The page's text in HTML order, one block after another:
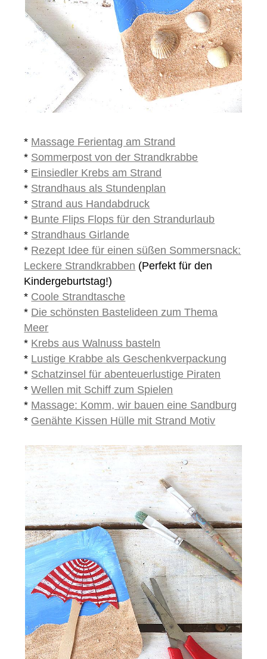
* Massage Ferientag am Strand
* Sommerpost von der Strandkrabbe
* Einsiedler Krebs am Strand
* Strandhaus als Stundenplan
* Strand aus Handabdruck
* Bunte Flips Flops für den Strandurlaub
* Strandhaus Girlande
* Rezept Idee für einen süßen Sommersnack:
Leckere Strandkrabben (Perfekt für den
Kindergeburtstag!)
* Coole Strandtasche
* Die schönsten Bastelideen zum Thema
Meer
* Krebs aus Walnuss basteln
* Lustige Krabbe als Geschenkverpackung
* Schatzinsel für abenteuerlustige Piraten
*Wellen mit Schiff zum Spielen
* Massage: Komm, wir bauen eine Sandburg
* Genähte Kissen Hülle mit Strand Motiv